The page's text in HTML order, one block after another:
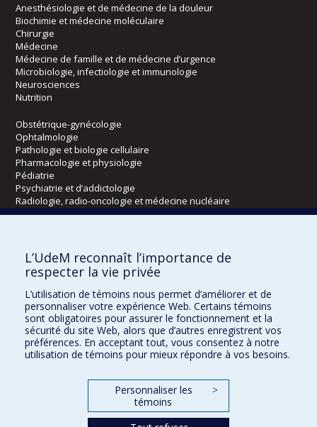
Anesthésiologie et de médecine de la douleur
Biochimie et médecine moléculaire
Chirurgie
Médecine
Médecine de famille et de médecine d’urgence
Microbiologie, infectiologie et immunologie
Neurosciences
Nutrition
Obstétrique-gynécologie
Ophtalmologie
Pathologie et biologie cellulaire
Pharmacologie et physiologie
Pédiatrie
Psychiatrie et d’addictologie
Radiologie, radio-oncologie et médecine nucléaire
Kinésiologie et des sciences de l’activité physique
Orthophonie et audiologie
Réadaptation
Directions
DPC
CPASS
L’UdeM reconnaît l’importance de
respecter la vie privée
L’utilisation de témoins nous permet d’améliorer et de
personnaliser votre expérience Web. Certains témoins
sont obligatoires pour assurer le fonctionnement et la
sécurité du site Web, alors que d’autres enregistrent vos
préférences. En acceptant tout, vous consentez à notre
utilisation de témoins pour mieux répondre à vos besoins.
Personnaliser les
témoins
>